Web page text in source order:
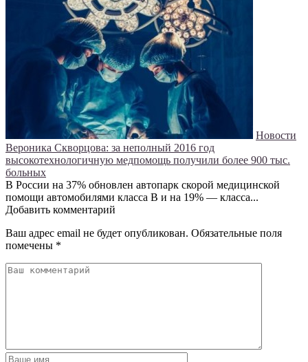
Новости
Вероника Скворцова: за неполный 2016 год
высокотехнологичную медпомощь получили более 900 тыс.
больных
В России на 37% обновлен автопарк скорой медицинской
помощи автомобилями класса В и на 19% — класса...
Добавить комментарий
Ваш адрес email не будет опубликован. Обязательные поля
помечены *